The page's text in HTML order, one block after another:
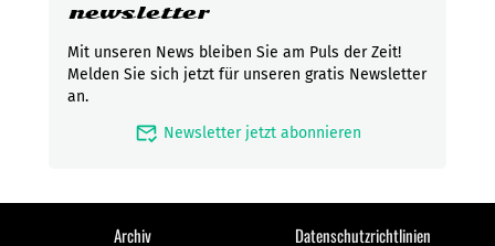
newsletter
Mit unseren News bleiben Sie am Puls der Zeit!
Melden Sie sich jetzt für unseren gratis Newsletter
an.
mark_email_read Newsletter jetzt abonnieren
Archiv Datenschutzrichtlinien